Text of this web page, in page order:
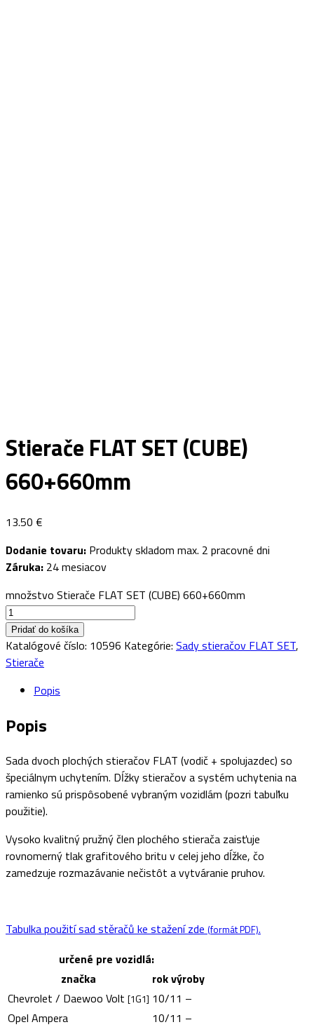
Stierače FLAT SET (CUBE)
660+660mm
13.50 €
Dodanie tovaru: Produkty skladom max. 2 pracovné dni
Záruka: 24 mesiacov
množstvo Stierače FLAT SET (CUBE) 660+660mm
Pridať do košíka
Katalógové číslo: 10596 Kategórie: Sady stieračov FLAT SET,
Stierače
Popis
Popis
Sada dvoch plochých stieračov FLAT (vodič + spolujazdec) so
špeciálnym uchytením. Dĺžky stieračov a systém uchytenia na
ramienko sú prispôsobené vybraným vozidlám (pozri tabuľku
použitie).
Vysoko kvalitný pružný člen plochého stierača zaisťuje
rovnomerný tlak grafitového britu v celej jeho dĺžke, čo
zamedzuje rozmazávanie nečistôt a vytváranie pruhov.
Tabulka použití sad stěračů ke stažení zde (formát PDF).
určené pre vozidlá:
značka
rok výroby
Chevrolet / Daewoo Volt [1G1] 10/11 –
Opel Ampera
10/11 –